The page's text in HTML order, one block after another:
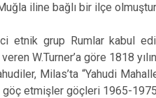
iline bağlı bir ilçe
etnik grup Rumlar kabul
W.Turner’a göre 1818
Milas’ta “Yahudi
etmişler göçleri 1965-1975